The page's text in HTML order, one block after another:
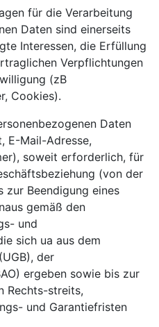
für die Verarbeitung
Daten sind einerseits
Interessen, die Erfüllung
Verpflichtungen
(zB
Cookies).
Daten
E-Mail-Adresse,
soweit erforderlich, für
(von der
zur Beendigung eines
gemäß den
und
sich ua aus dem
der
ergeben sowie bis zur
Rechts-streits,
und Garantiefristen